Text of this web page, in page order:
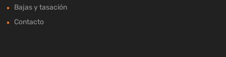
Bajas y tasación
Contacto